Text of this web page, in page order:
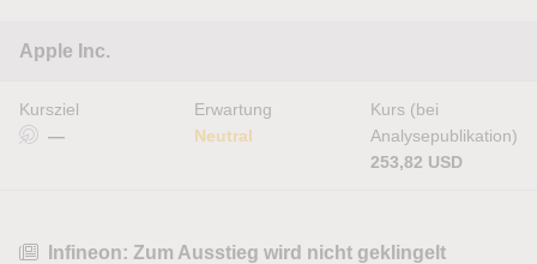
Apple Inc.
Kursziel
—
Erwartung
Neutral
Kurs (bei
Analysepublikation)
253,82 USD
Infineon: Zum Ausstieg wird nicht geklingelt